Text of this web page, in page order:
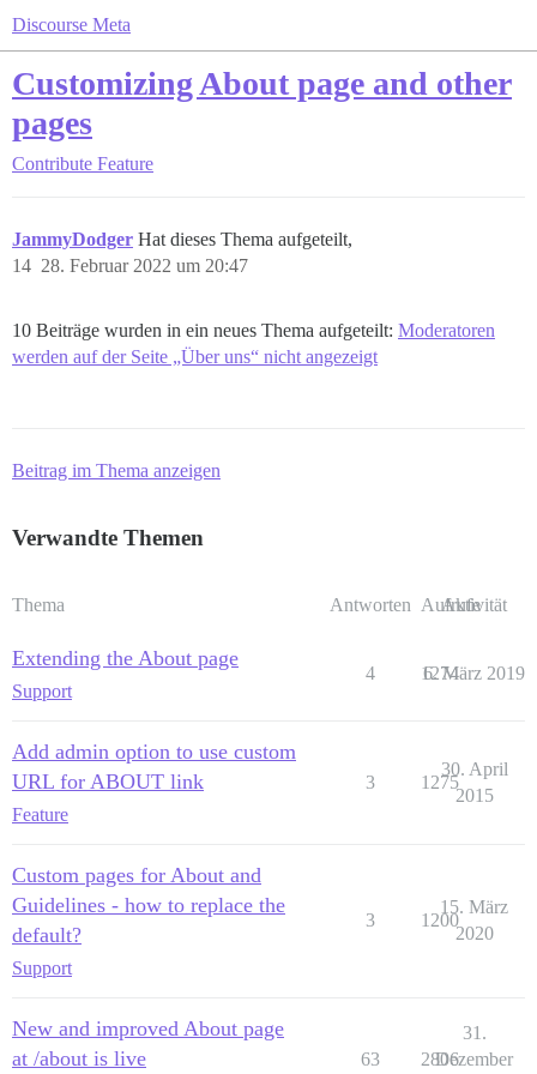
Discourse Meta
Customizing About page and other
pages
Contribute Feature
JammyDodger Hat dieses Thema aufgeteilt,
28. Februar 2022 um 20:47
14
10 Beiträge wurden in ein neues Thema aufgeteilt: Moderatoren
werden auf der Seite „Über uns“ nicht angezeigt
Beitrag im Thema anzeigen
Verwandte Themen
Thema Antworten Aufrufe
Aktivität
Extending the About page
Support
4 1274
6. März 2019
Add admin option to use custom
URL for ABOUT link
Feature
3 1275
30. April
2015
Custom pages for About and
Guidelines - how to replace the
default?
Support
3 1200
15. März
2020
New and improved About page
at /about is live
63 2806
31.
Dezember